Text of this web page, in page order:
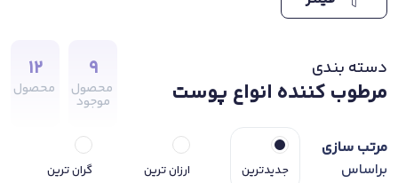
دسته بندی
مرطوب کننده انواع پوست
9
محصول
موجود
12
محصول
مرتب سازی
براساس
جدیدترین ارزان ترین گران ترین